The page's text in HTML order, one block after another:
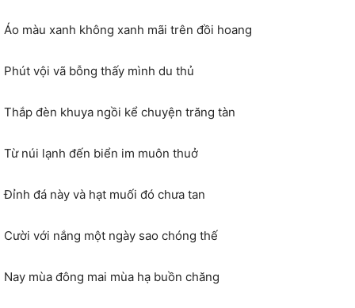
Áo màu xanh không xanh mãi trên đồi hoang
Phút vội vã bỗng thấy mình du thủ
Thắp đèn khuya ngồi kể chuyện trăng tàn
Từ núi lạnh đến biển im muôn thuở
Đỉnh đá này và hạt muối đó chưa tan
Cười với nắng một ngày sao chóng thế
Nay mùa đông mai mùa hạ buồn chăng